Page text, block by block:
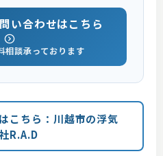
い合わせはこちら
相談承っております
こちら：川越市の浮気
R.A.D